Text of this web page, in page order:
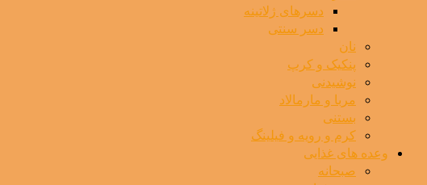
دسرهای ژلاتینه
دسر سنتی
نان
پنکیک و کرپ
نوشیدنی
مربا و مارمالاد
بستنی
کرم و رویه و فیلینگ
وعده های غذایی
صبحانه